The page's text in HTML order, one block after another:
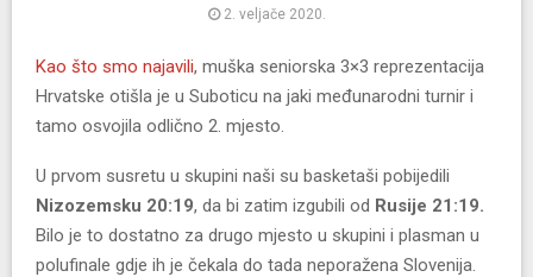
2. veljače 2020.
Kao što smo najavili, muška seniorska 3×3 reprezentacija
Hrvatske otišla je u Suboticu na jaki međunarodni turnir i
tamo osvojila odlično 2. mjesto.
U prvom susretu u skupini naši su basketaši pobijedili
Nizozemsku 20:19, da bi zatim izgubili od Rusije 21:19.
Bilo je to dostatno za drugo mjesto u skupini i plasman u
polufinale gdje ih je čekala do tada neporažena Slovenija.